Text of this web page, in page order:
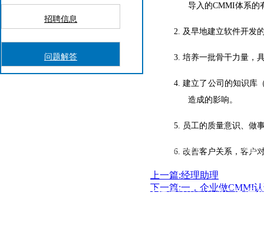
导入的CMMI体系的
2. 及早地建立软件开发
3. 培养一批骨干力量，
4. 建立了公司的知识库
造成的影响。
5. 员工的质量意识、做
6. 改善客户关系，客户
上一篇:经理助理
下一篇:一．企业做CMMI
招聘信息
问题解答
招贤纳士 联系我
上海嘉定区佳通路中冶祥腾广场3